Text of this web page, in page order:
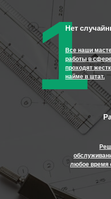
1
Нет
Все наши
работы в
проходят
найме в штат.
любое время